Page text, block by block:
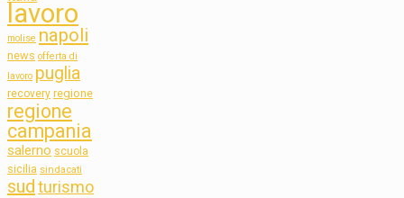
lavoro
molise napoli
news offerta di
lavoro puglia
recovery regione
regione
campania
salerno scuola
sicilia sindacati
sudturismo